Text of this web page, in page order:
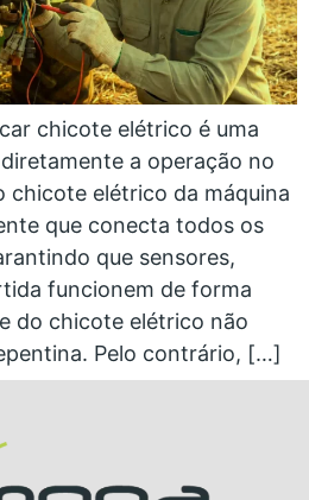
chicote elétrico é uma
a operação no
chicote elétrico da máquina
que conecta todos os
que sensores,
funcionem de forma
do chicote elétrico não
Pelo contrário, […]